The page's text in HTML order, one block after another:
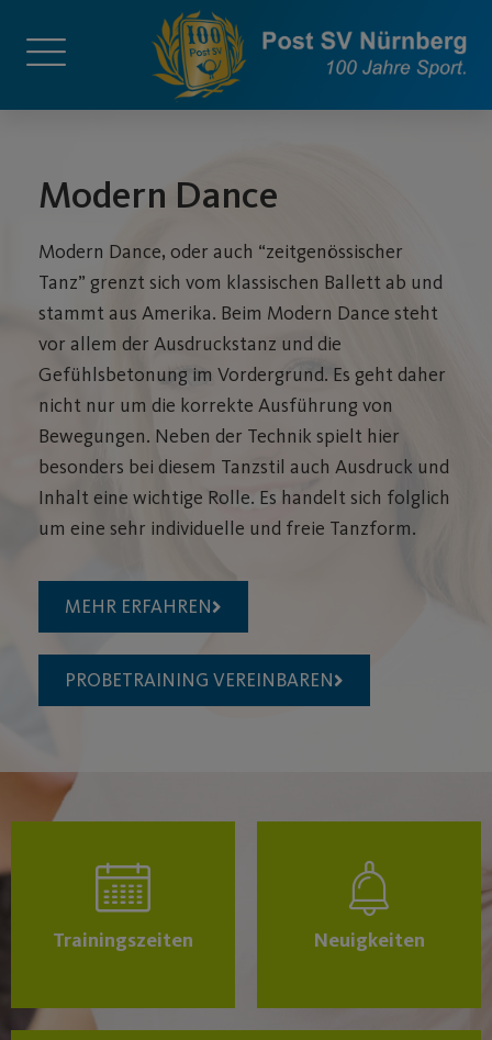
Modern Dance
Modern Dance, oder auch “zeitgenössischer
Tanz” grenzt sich vom klassischen Ballett ab und
stammt aus Amerika. Beim Modern Dance steht
vor allem der Ausdruckstanz und die
Gefühlsbetonung im Vordergrund. Es geht daher
nicht nur um die korrekte Ausführung von
Bewegungen. Neben der Technik spielt hier
besonders bei diesem Tanzstil auch Ausdruck und
Inhalt eine wichtige Rolle. Es handelt sich folglich
um eine sehr individuelle und freie Tanzform.
MEHR ERFAHREN
PROBETRAINING VEREINBAREN
Trainingszeiten Neuigkeiten